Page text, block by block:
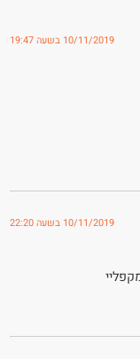
10/11/2019 בשעה 19:47
10/11/2019 בשעה 22:20